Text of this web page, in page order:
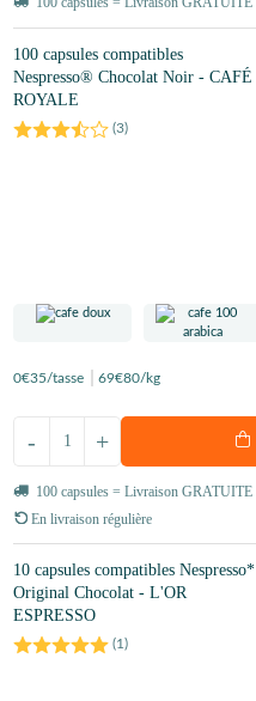
100 capsules compatibles
Nespresso® Chocolat Noir - CAFÉ
ROYALE
(3)
0€35/tasse 69€80/kg
+
-
100 capsules = Livraison GRATUITE
En livraison régulière
10 capsules compatibles Nespresso*
Original Chocolat - L'OR
ESPRESSO
(1)